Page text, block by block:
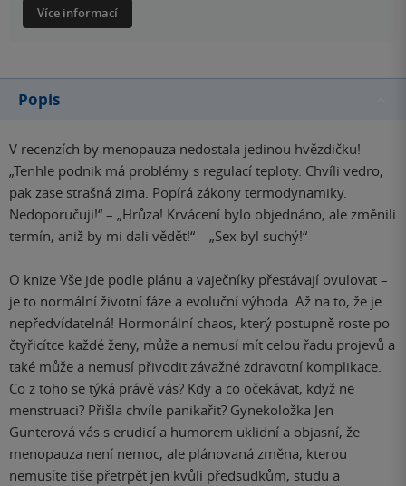
Více informací
Popis
V recenzích by menopauza nedostala jedinou hvězdičku! –
„Tenhle podnik má problémy s regulací teploty. Chvíli vedro,
pak zase strašná zima. Popírá zákony termodynamiky.
Nedoporučuji!“ – „Hrůza! Krvácení bylo objednáno, ale změnili
termín, aniž by mi dali vědět!“ – „Sex byl suchý!“
O knize Vše jde podle plánu a vaječníky přestávají ovulovat –
je to normální životní fáze a evoluční výhoda. Až na to, že je
nepředvídatelná! Hormonální chaos, který postupně roste po
čtyřicítce každé ženy, může a nemusí mít celou řadu projevů a
také může a nemusí přivodit závažné zdravotní komplikace.
Co z toho se týká právě vás? Kdy a co očekávat, když ne
menstruaci? Přišla chvíle panikařit? Gynekoložka Jen
Gunterová vás s erudicí a humorem uklidní a objasní, že
menopauza není nemoc, ale plánovaná změna, kterou
nemusíte tiše přetrpět jen kvůli předsudkům, studu a